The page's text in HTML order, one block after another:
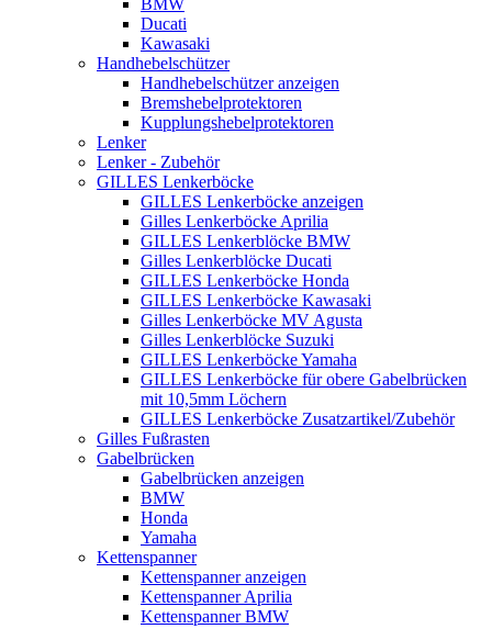
BMW
Ducati
Kawasaki
Handhebelschützer
Handhebelschützer anzeigen
Bremshebelprotektoren
Kupplungshebelprotektoren
Lenker
Lenker - Zubehör
GILLES Lenkerböcke
GILLES Lenkerböcke anzeigen
Gilles Lenkerböcke Aprilia
GILLES Lenkerblöcke BMW
Gilles Lenkerblöcke Ducati
GILLES Lenkerböcke Honda
GILLES Lenkerböcke Kawasaki
Gilles Lenkerböcke MV Agusta
Gilles Lenkerblöcke Suzuki
GILLES Lenkerböcke Yamaha
GILLES Lenkerböcke für obere Gabelbrücken
mit 10,5mm Löchern
GILLES Lenkerböcke Zusatzartikel/Zubehör
Gilles Fußrasten
Gabelbrücken
Gabelbrücken anzeigen
BMW
Honda
Yamaha
Kettenspanner
Kettenspanner anzeigen
Kettenspanner Aprilia
Kettenspanner BMW